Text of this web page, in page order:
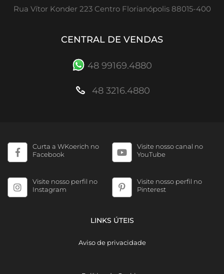
Rua Vítor Konder 223 Centro Florianópolis 88015-400
CENTRAL DE VENDAS
48 99169.4880
48 3216.4880
Curta a WKoerich no
Facebook
Visite nosso canal no
YouTube
Visite nosso perfil no
Instagram
Visite nosso perfil no
Pinterest
LINKS ÚTEIS
Aviso de privacidade